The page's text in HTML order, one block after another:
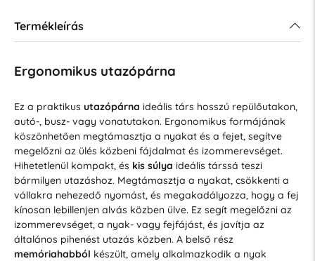
Termékleírás
Ergonomikus utazópárna
Ez a praktikus utazópárna ideális társ hosszú repülőutakon,
autó-, busz- vagy vonatutakon. Ergonomikus formájának
köszönhetően megtámasztja a nyakat és a fejet, segítve
megelőzni az ülés közbeni fájdalmat és izommerevséget.
Hihetetlenül kompakt, és kis súlya ideális társsá teszi
bármilyen utazáshoz. Megtámasztja a nyakat, csökkenti a
vállakra nehezedő nyomást, és megakadályozza, hogy a fej
kínosan lebillenjen alvás közben ülve. Ez segít megelőzni az
izommerevséget, a nyak- vagy fejfájást, és javítja az
általános pihenést utazás közben. A belső rész
memóriahabból készült, amely alkalmazkodik a nyak